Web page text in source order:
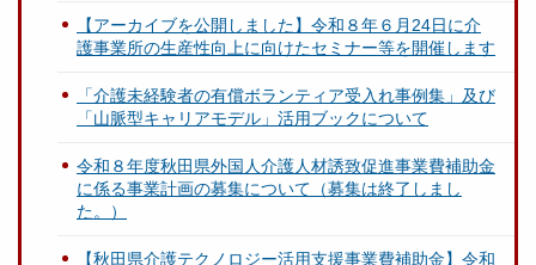
【アーカイブを公開しました】令和８年６月24日に介
護事業所の生産性向上に向けたセミナー等を開催します
「介護未経験者の有償ボランティア受入れ事例集」及び
「山脈型キャリアモデル」活用ブックについて
令和８年度秋田県外国人介護人材誘致促進事業費補助金
に係る事業計画の募集について（募集は終了しまし
た。）
【秋田県介護テクノロジー活用支援事業費補助金】令和